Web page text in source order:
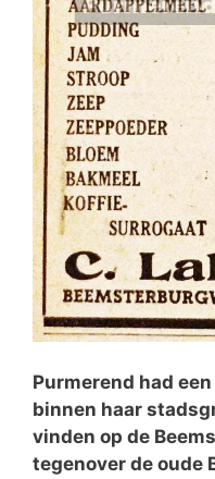
Purmerend had
binnen haar
vinden op de
tegenover de oude